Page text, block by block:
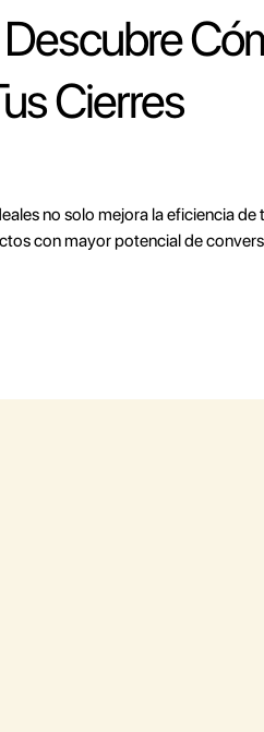
Cierres
no solo mejora la eficiencia
con mayor potencial de